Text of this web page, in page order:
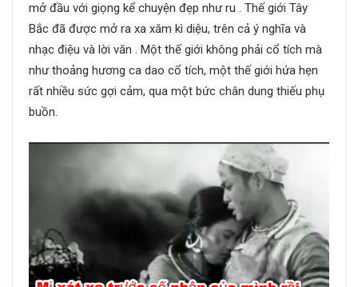
mở đầu với giọng kể chuyện đẹp như ru . Thế giới Tây
Bắc đã được mở ra xa xăm kì diệu, trên cả ý nghĩa và
nhạc điệu và lời văn . Một thế giới không phải cổ tích mà
như thoảng hương ca dao cổ tích, một thế giới hứa hẹn
rất nhiều sức gợi cảm, qua một bức chân dung thiếu phụ
buồn.